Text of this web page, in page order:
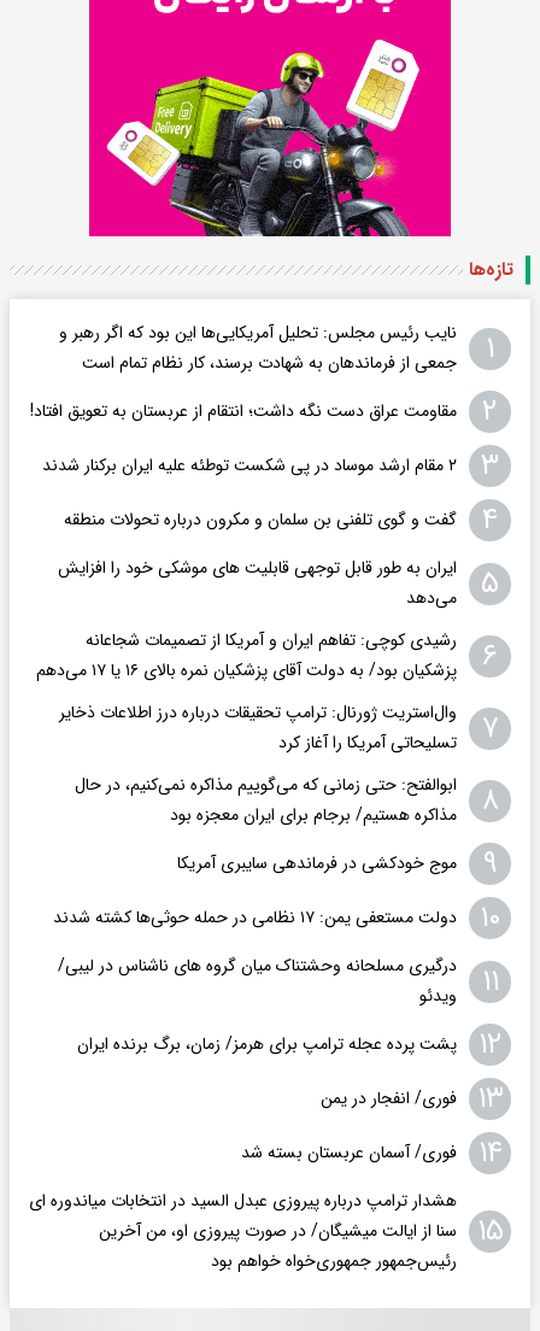
تازه‌ها
۱
نایب رئیس مجلس: تحلیل آمریکایی‌ها این بود که اگر رهبر و
جمعی از فرماندهان به شهادت برسند، کار نظام تمام است
۲ مقاومت عراق دست نگه داشت؛ انتقام از عربستان به تعویق افتاد!
۳ ۲ مقام‌ ارشد موساد در پی شکست توطئه علیه ایران برکنار شدند
۴ گفت و گوی تلفنی بن سلمان و مکرون درباره تحولات منطقه
۵
ایران به طور قابل توجهی قابلیت های موشکی خود را افزایش
می‌دهد
۶
رشیدی کوچی: تفاهم ایران و آمریکا از تصمیمات شجاعانه
پزشکیان بود/ به دولت آقای پزشکیان نمره بالای ۱۶ یا ۱۷ می‌دهم
۷
وال‌استریت ژورنال: ترامپ تحقیقات درباره درز اطلاعات ذخایر
تسلیحاتی آمریکا را آغاز کرد
۸
ابوالفتح: حتی زمانی که می‌گوییم مذاکره نمی‌کنیم، در حال
مذاکره هستیم/ برجام برای ایران معجزه بود
۹ موج خودکشی در فرماندهی سایبری آمریکا
۱۰ دولت مستعفی یمن: ۱۷ نظامی در حمله حوثی‌ها کشته شدند
۱۱
درگیری مسلحانه وحشتناک میان گروه های ناشناس در لیبی/
ویدئو
۱۲ پشت پرده عجله ترامپ برای هرمز/ زمان، برگ برنده ایران
۱۳ فوری/ انفجار در یمن
۱۴ فوری/ آسمان عربستان بسته شد
۱۵
هشدار ترامپ درباره پیروزی عبدل السید در انتخابات میاندوره ای
سنا از ایالت میشیگان/ در صورت پیروزی او، من آخرین
رئیس‌جمهور جمهوری‌‍‌خواه خواهم بود